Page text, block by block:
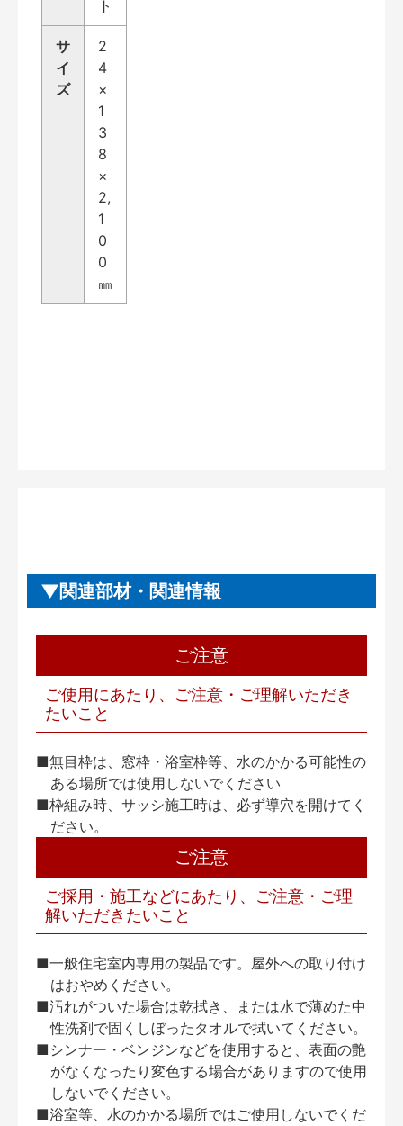
ト
サ
イ
ズ
2
4
×
1
3
8
×
2,
1
0
0
㎜
関連部材・関連情報
ご注意
ご使用にあたり、ご注意・ご理解いただき
たいこと
■無目枠は、窓枠・浴室枠等、水のかかる可能性の
ある場所では使用しないでください
■枠組み時、サッシ施工時は、必ず導穴を開けてく
ださい。
ご注意
ご採用・施工などにあたり、ご注意・ご理
解いただきたいこと
■一般住宅室内専用の製品です。屋外への取り付け
はおやめください。
■汚れがついた場合は乾拭き、または水で薄めた中
性洗剤で固くしぼったタオルで拭いてください。
■シンナー・ベンジンなどを使用すると、表面の艶
がなくなったり変色する場合がありますので使用
しないでください。
■浴室等、水のかかる場所ではご使用しないでくだ